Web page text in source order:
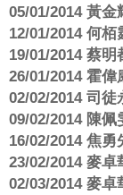
05/01/2014 黃
12/01/2014 何
19/01/2014 蔡
26/01/2014 霍
02/02/2014 司
09/02/2014 陳
16/02/2014 焦
23/02/2014 麥
02/03/2014 麥